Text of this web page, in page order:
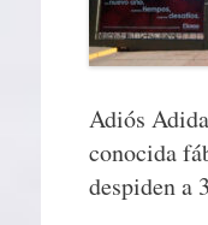
Adiós
conocida
despiden a